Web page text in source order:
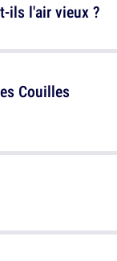
ils l'air vieux ?
Couilles